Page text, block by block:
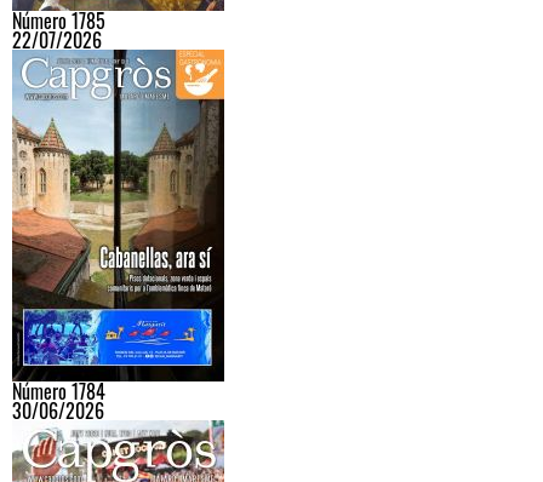
Número 1785
22/07/2026
Número 1784
30/06/2026